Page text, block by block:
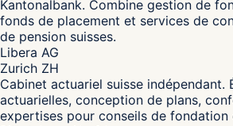
Kantonalbank. Combine gestion de
fonds de placement et services de
de pension suisses.
Libera AG
Zurich ZH
Cabinet actuariel suisse indépendant.
actuarielles, conception de plans,
expertises pour conseils de fondation